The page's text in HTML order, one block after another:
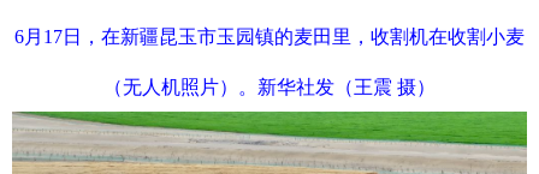
6月17日，在新疆昆玉市玉园镇的麦田里，收割机在收割小麦
（无人机照片）。新华社发（王震 摄）